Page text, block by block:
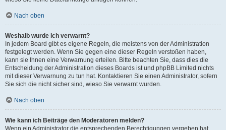
Nach oben
Weshalb wurde ich verwarnt?
In jedem Board gibt es eigene Regeln, die meistens von der Administration
festgelegt werden. Wenn Sie gegen eine dieser Regeln verstoßen haben,
kann sie Ihnen eine Verwarnung erteilen. Bitte beachten Sie, dass dies die
Entscheidung der Administration dieses Boards ist und phpBB Limited nichts
mit dieser Verwarnung zu tun hat. Kontaktieren Sie einen Administrator, sofern
Sie sich die nicht sicher sind, wieso Sie verwarnt wurden.
Nach oben
Wie kann ich Beiträge den Moderatoren melden?
Wenn ein Administrator die entsprechenden Berechtigungen vergeben hat,